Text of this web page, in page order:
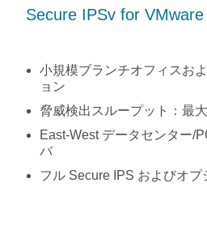
Secure IPSv for VMware
小規模ブランチオフィスお
ョン
脅威検出スループット：最
East-West データセンター/
バ
フル Secure IPS およびオプ